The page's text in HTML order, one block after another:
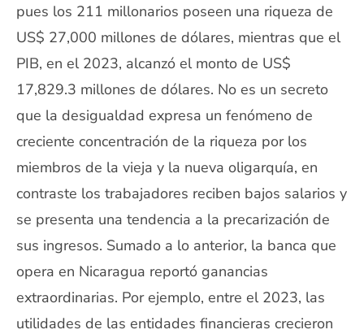
pues los 211 millonarios poseen una riqueza de
US$ 27,000 millones de dólares, mientras que el
PIB, en el 2023, alcanzó el monto de US$
17,829.3 millones de dólares. No es un secreto
que la desigualdad expresa un fenómeno de
creciente concentración de la riqueza por los
miembros de la vieja y la nueva oligarquía, en
contraste los trabajadores reciben bajos salarios y
se presenta una tendencia a la precarización de
sus ingresos. Sumado a lo anterior, la banca que
opera en Nicaragua reportó ganancias
extraordinarias. Por ejemplo, entre el 2023, las
utilidades de las entidades financieras crecieron